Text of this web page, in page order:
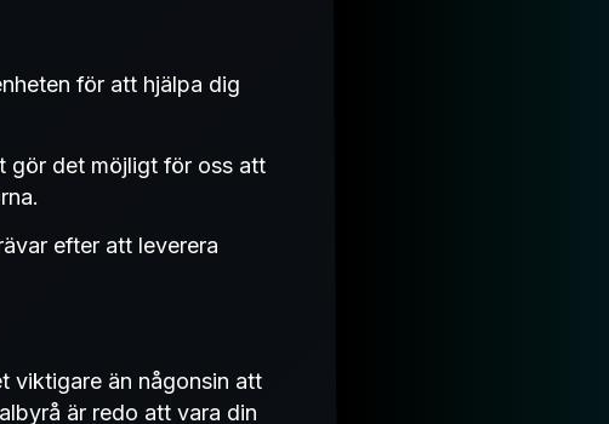
för att hjälpa dig
gör det möjligt för oss att
efter att leverera
viktigare än någonsin att
är redo att vara din